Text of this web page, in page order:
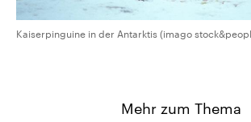
Kaiserpinguine in der Antarktis (imago
Mehr zum Thema